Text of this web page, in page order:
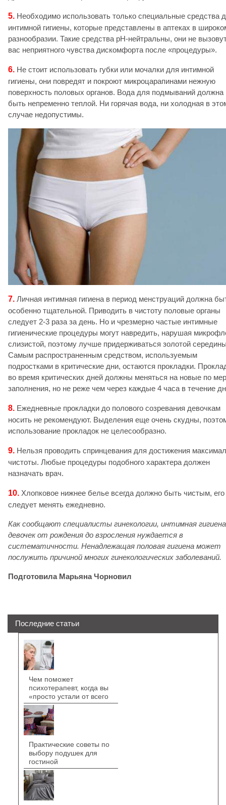
5. Необходимо использовать только специальные средства
интимной гигиены, которые представлены в аптеках в
разнообразии. Такие средства pH-нейтральны, они не
вас неприятного чувства дискомфорта после «процедуры».
6. Не стоит использовать губки или мочалки для интимной
гигиены, они повредят и покроют микроцарапинами нежную
поверхность половых органов. Вода для подмываний должна
быть непременно теплой. Ни горячая вода, ни холодная в
случае недопустимы.
7. Личная интимная гигиена в период менструаций должна
особенно тщательной. Приводить в чистоту половые органы
следует 2-3 раза за день. Но и чрезмерно частые интимные
гигиенические процедуры могут навредить, нарушая
слизистой, поэтому лучше придерживаться золотой
Самым распространенным средством, используемым
подростками в критические дни, остаются прокладки.
во время критических дней должны меняться на новые по
заполнения, но не реже чем через каждые 4 часа в течение
8. Ежедневные прокладки до полового созревания девочкам
носить не рекомендуют. Выделения еще очень скудны,
использование прокладок не целесообразно.
9. Нельзя проводить спринцевания для достижения
чистоты. Любые процедуры подобного характера должен
назначать врач.
10. Хлопковое нижнее белье всегда должно быть чистым, его
следует менять ежедневно.
Как сообщают специалисты гинекологии, интимная гигиена
девочек от рождения до взросления нуждается в
систематичности. Ненадлежащая половая гигиена может
послужить причиной многих гинекологических заболеваний.
Подготовила Марьяна Чорновил
Последние статьи
Чем поможет
психотерапевт, когда вы
«просто устали от всего
Практические советы по
выбору подушек для
гостиной